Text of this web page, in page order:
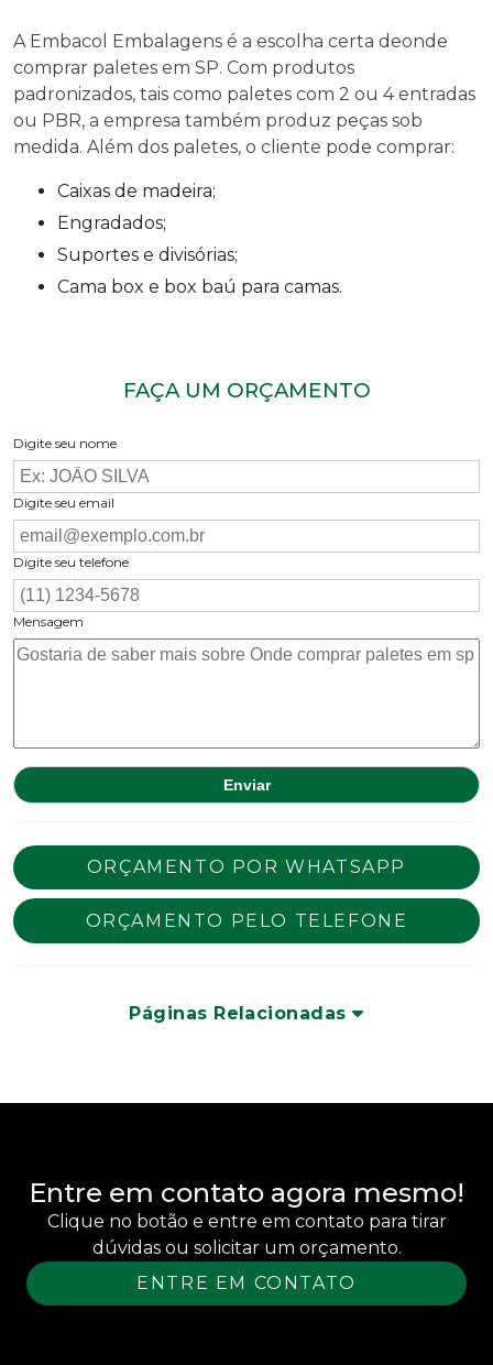
A Embacol Embalagens é a escolha certa deonde
comprar paletes em SP. Com produtos
padronizados, tais como paletes com 2 ou 4 entradas
ou PBR, a empresa também produz peças sob
medida. Além dos paletes, o cliente pode comprar:
Caixas de madeira;
Engradados;
Suportes e divisórias;
Cama box e box baú para camas.
FAÇA UM ORÇAMENTO
Digite seu nome
Digite seu email
Digite seu telefone
Mensagem
ORÇAMENTO POR WHATSAPP
ORÇAMENTO PELO TELEFONE
Páginas Relacionadas
Entre em contato agora mesmo!
Clique no botão e entre em contato para tirar
dúvidas ou solicitar um orçamento.
ENTRE EM CONTATO